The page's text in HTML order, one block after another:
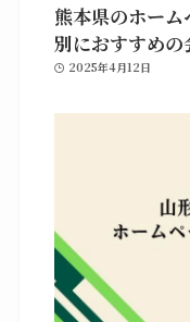
熊本県のホー
別におすすめの
2025年4月12日